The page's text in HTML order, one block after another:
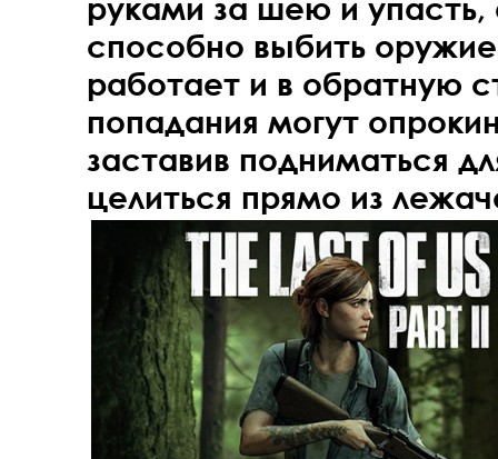
руками за шею и упасть,
способно выбить
работает и в обратную
попадания могут
заставив подниматься
целиться прямо из